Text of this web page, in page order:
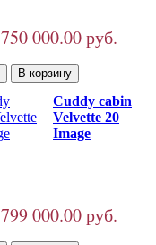
750 000.00 руб.
Cuddy cabin
Velvette 20
Image
799 000.00 руб.